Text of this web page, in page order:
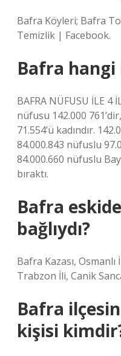
Bafra Köyleri; Bafra
Temizlik | Facebook.
Bafra
BAFRA NÜFUSU İLE 4
nüfusu 142.000
71.554’ü kadındır.
84.000.843 nüfuslu
84.000.660 nüfuslu
bıraktı.
Bafra
bağlıydı?
Bafra Kazası,
Trabzon İli, Canik
Bafra
kişisi